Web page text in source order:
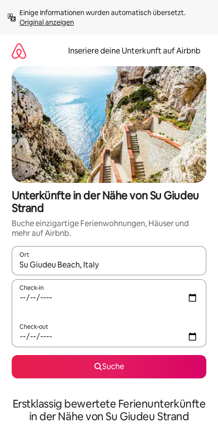
Inhalten
springenOriginal anzeigen
Inseriere deine Unterkunft auf Airbnb
Unterkünfte in der Nähe von Su Giudeu
Strand
Buche einzigartige Ferienwohnungen, Häuser und
mehr auf Airbnb.
Ort
Wenn Ergebnisse verfügbar sind, navigiere mit den
Check-in
Check-out
Suche
Erstklassig bewertete Ferienunterkünfte
in der Nähe von Su Giudeu Strand